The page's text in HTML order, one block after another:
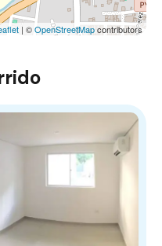
| ©OpenStreetMapcontributors